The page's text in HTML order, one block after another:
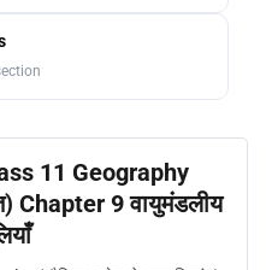
11 Geography
Chapter 9 वायुमंडलीय